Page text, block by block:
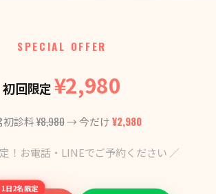
SPECIAL OFFER
初回限定¥2,980
初診料¥8,980→ 今だけ¥2,980
！お電話・LINEでご予約ください ／
1日2名限定